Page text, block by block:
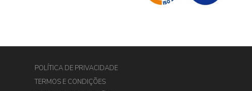
POLÍTICA DE PRIVACIDADE
TERMOS E CONDIÇÕES